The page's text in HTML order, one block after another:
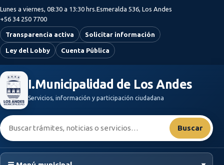
Saltar al contenido principal
Lunes a viernes, 08:30 a 13:30 hrs.Esmeralda 536, Los Andes
+56 34 250 7700
Transparencia activa Solicitar información
Ley del Lobby Cuenta Pública
I.Municipalidad de Los Andes
Servicios, información y participación ciudadana
Buscar:
Buscar